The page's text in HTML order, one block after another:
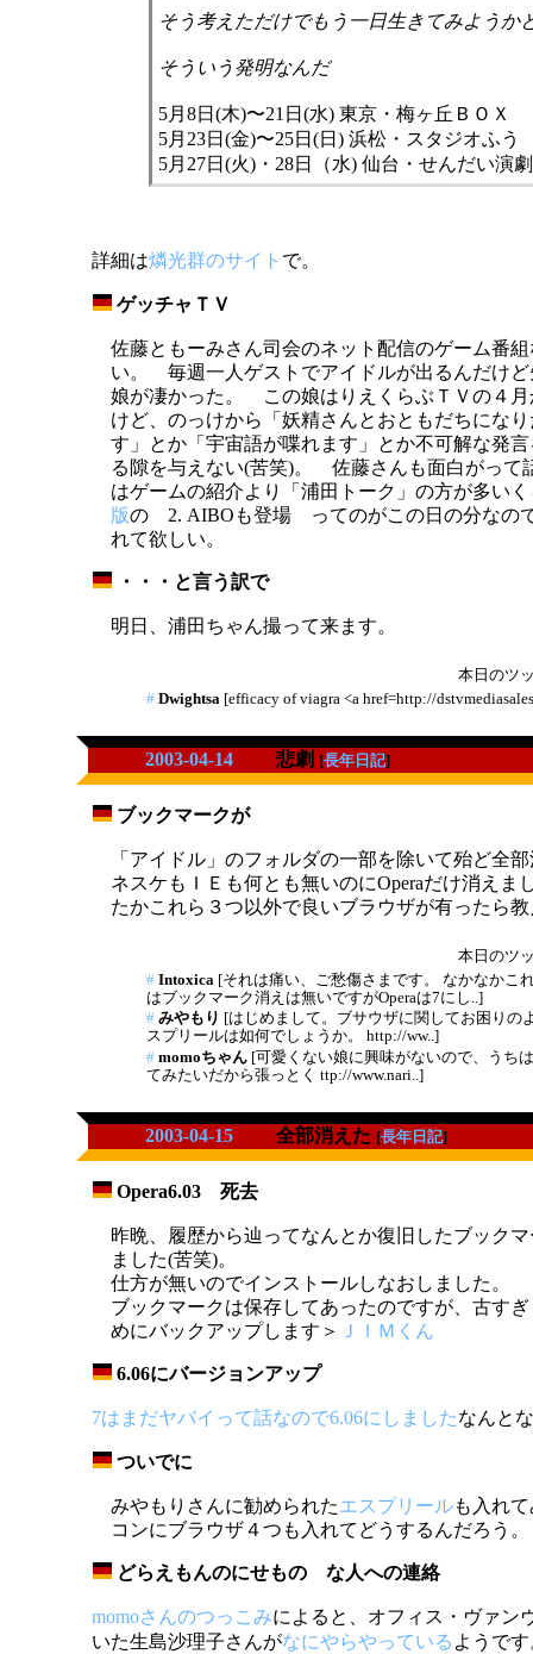
そう考えただけでもう一日生きてみようか
そういう発明なんだ
5月8日(木)〜21日(水) 東京・梅ヶ丘ＢＯＸ
5月23日(金)〜25日(日) 浜松・スタジオふう
5月27日(火)・28日（水) 仙台・せんだい演
詳細は燐光群のサイト で。
ゲッチャＴＶ
佐藤ともーみさん司会のネット配信のゲーム番
い。 毎週一人ゲストでアイドルが出るんだけ
娘が凄かった。 この娘はりえくらぶＴＶの４
けど、のっけから「妖精さんとおともだちにな
す」とか「宇宙語が喋れます」とか不可解な発
る隙を与えない(苦笑)。 佐藤さんも面白がって
はゲームの紹介より「浦田トーク」の方が多い
版の 2. AIBOも登場 ってのがこの日の分なの
れて欲しい。
・・・と言う訳で
明日、浦田ちゃん撮って来ます。
本日のツ
# Dwightsa [efficacy of viagra <a href=http://
2003-04-14 悲劇 [長年日記]
ブックマークが
「アイドル」のフォルダの一部を除いて殆ど全
ネスケもＩＥも何とも無いのにOperaだけ消え
たかこれら３つ以外で良いブラウザが有ったら
本日のツ
# Intoxica [それは痛い、ご愁傷さまです。 なかなかこ
はブックマーク消えは無いですがOperaは7にし..]
# みやもり [はじめまして。ブサウザに関してお困りの
スプリールは如何でしょうか。 http://ww..]
# momoちゃん[可愛くない娘に興味がないので、うち
てみたいだから張っとく ttp://www.nari..]
2003-04-15 全部消えた [長年日記]
Opera6.03 死去
昨晩、履歴から辿ってなんとか復旧したブック
ました(苦笑)。
仕方が無いのでインストールしなおしました。
ブックマークは保存してあったのですが、古す
めにバックアップします＞
ＪＩＭくん
6.06にバージョンアップ
7はまだヤバイって話なので6.06にしましたなんと
ついでに
みやもりさんに勧められたエスプリールも入れ
コンにブラウザ４つも入れてどうするんだろう。
どらえもんのにせもの な人への連絡
momoさんのつっこみによると、オフィス・ヴァン
いた生島沙理子さんがなにやらやっている ようで